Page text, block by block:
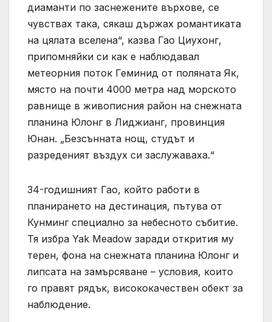
диаманти по заснежените върхове, се
чувствах така, сякаш държах романтиката
на цялата вселена“, казва Гао Циухонг,
припомняйки си как е наблюдавал
метеорния поток Геминид от поляната Як,
място на почти 4000 метра над морското
равнище в живописния район на снежната
планина Юлонг в Лиджианг, провинция
Юнан. „Безсънната нощ, студът и
разреденият въздух си заслужаваха.“
34-годишният Гао, който работи в
планирането на дестинация, пътува от
Кунминг специално за небесното събитие.
Тя избра Yak Meadow заради открития му
терен, фона на снежната планина Юлонг и
липсата на замърсяване – условия, които
го правят рядък, висококачествен обект за
наблюдение.